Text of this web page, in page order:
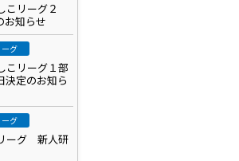
こリーグ２
知らせ
ーグ
こリーグ１部
定のお知ら
ーグ
ーグ 新人研